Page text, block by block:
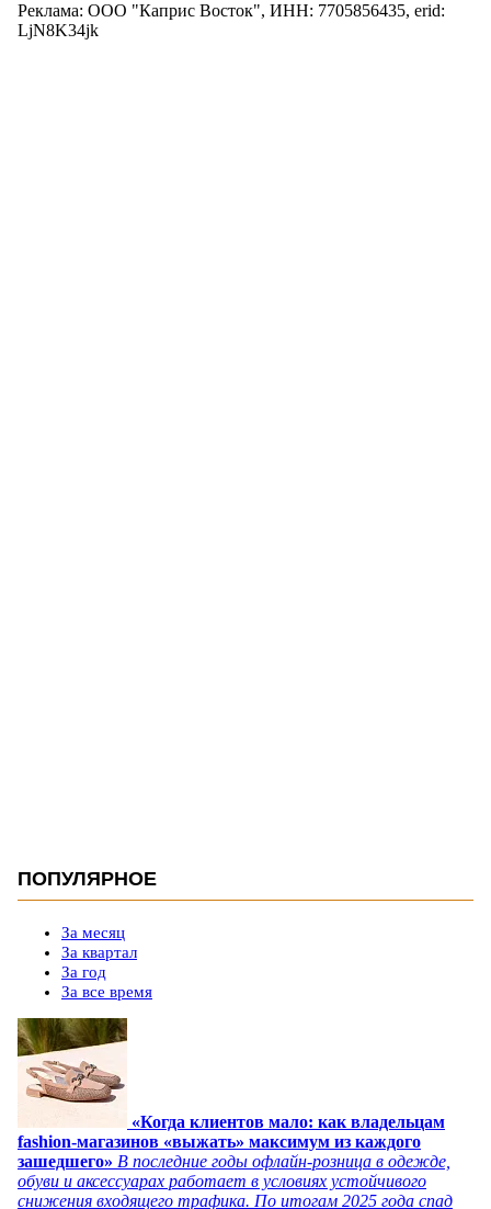
Реклама: ООО "Каприс Восток", ИНН: 7705856435, erid:
LjN8K34jk
ПОПУЛЯРНОЕ
За месяц
За квартал
За год
За все время
«Когда клиентов мало: как владельцам
fashion-магазинов «выжать» максимум из каждого
зашедшего» В последние годы офлайн-розница в одежде,
обуви и аксессуарах работает в условиях устойчивого
снижения входящего трафика. По итогам 2025 года спад